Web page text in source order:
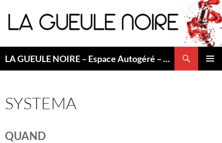
au
contenu
LA GUEULE NOIRE – Espace Autogéré – Saint Etienne
SYSTEMA
QUAND